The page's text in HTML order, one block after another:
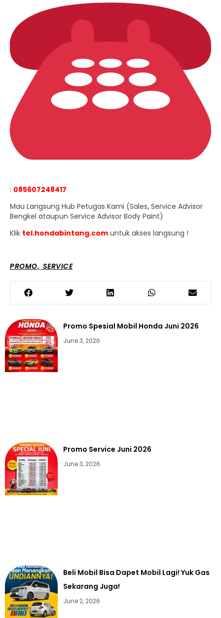
: 085607248417
Mau Langsung Hub Petugas Kami (Sales, Service Advisor
Bengkel ataupun Service Advisor Body Paint)
Klik tel.hondabintang.com untuk akses langsung !
PROMO, SERVICE
Promo Spesial Mobil Honda Juni 2026
June 3, 2026
Promo Service Juni 2026
June 3, 2026
Beli Mobil Bisa Dapet Mobil Lagi! Yuk Gas
Sekarang Juga!
June 2, 2026